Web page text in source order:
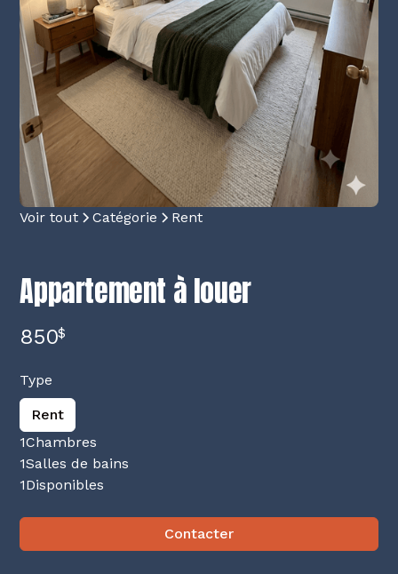
Voir tout Catégorie Rent
Appartement à louer
850$
Type
Rent
1Chambres
1Salles de bains
1Disponibles
Contacter